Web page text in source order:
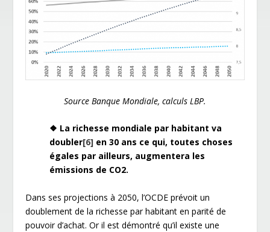
Source Banque Mondiale, calculs LBP.
❖ La richesse mondiale par habitant va
doubler[6] en 30 ans ce qui, toutes choses
égales par ailleurs, augmentera les
émissions de CO2.
Dans ses projections à 2050, l’OCDE prévoit un
doublement de la richesse par habitant en parité de
pouvoir d’achat. Or il est démontré qu’il existe une